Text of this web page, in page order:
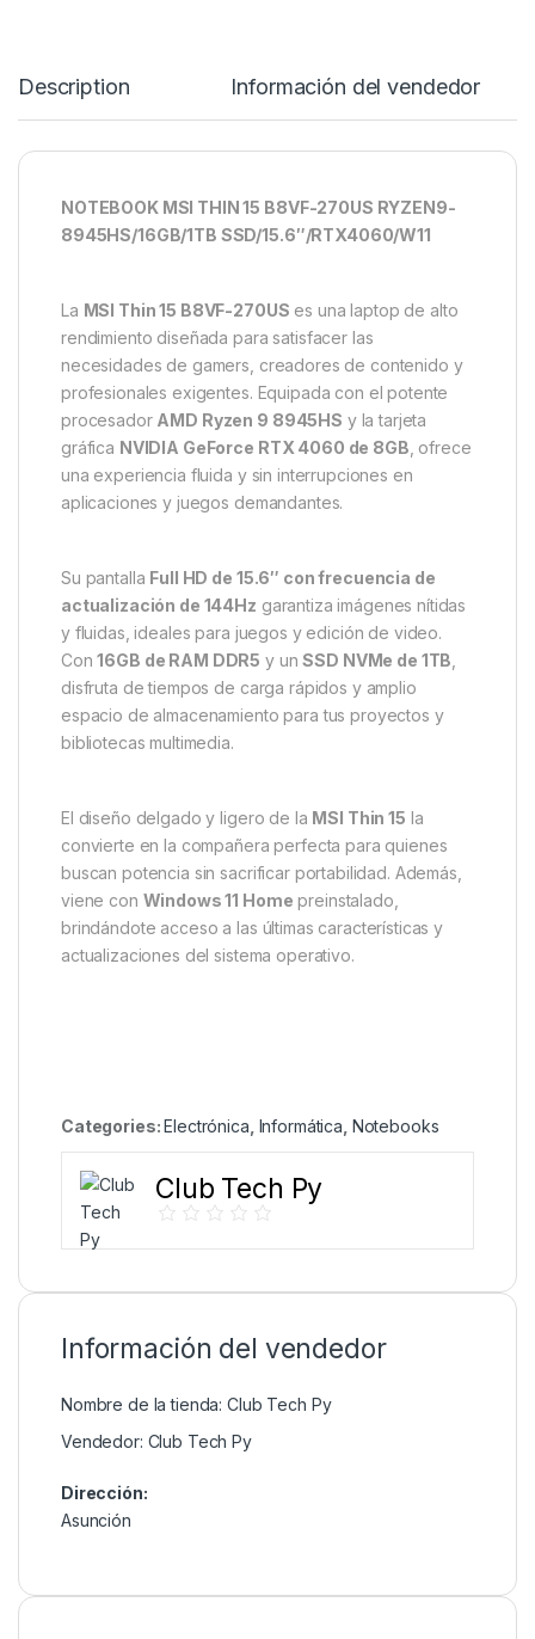
Description Información del vendedor
NOTEBOOK MSI THIN 15 B8VF-270US RYZEN9-
8945HS/16GB/1TB SSD/15.6″/RTX4060/W11
La MSI Thin 15 B8VF-270US es una laptop de alto
rendimiento diseñada para satisfacer las
necesidades de gamers, creadores de contenido y
profesionales exigentes. Equipada con el potente
procesador AMD Ryzen 9 8945HS y la tarjeta
gráfica NVIDIA GeForce RTX 4060 de 8GB , ofrece
una experiencia fluida y sin interrupciones en
aplicaciones y juegos demandantes.
Su pantalla Full HD de 15.6″ con frecuencia de
actualización de 144Hz garantiza imágenes nítidas
y fluidas, ideales para juegos y edición de video.
Con16GB de RAM DDR5 y unSSD NVMe de 1TB
disfruta de tiempos de carga rápidos y amplio
espacio de almacenamiento para tus proyectos y
bibliotecas multimedia.
El diseño delgado y ligero de la MSI Thin 15 la
convierte en la compañera perfecta para quienes
buscan potencia sin sacrificar portabilidad. Además,
viene con Windows 11 Home preinstalado,
brindándote acceso a las últimas características y
actualizaciones del sistema operativo.
Categories:Electrónica Informática Notebooks
Club Tech Py
Información del vendedor
Nombre de la tienda: Club Tech Py
Vendedor: Club Tech Py
Dirección:
Asunción